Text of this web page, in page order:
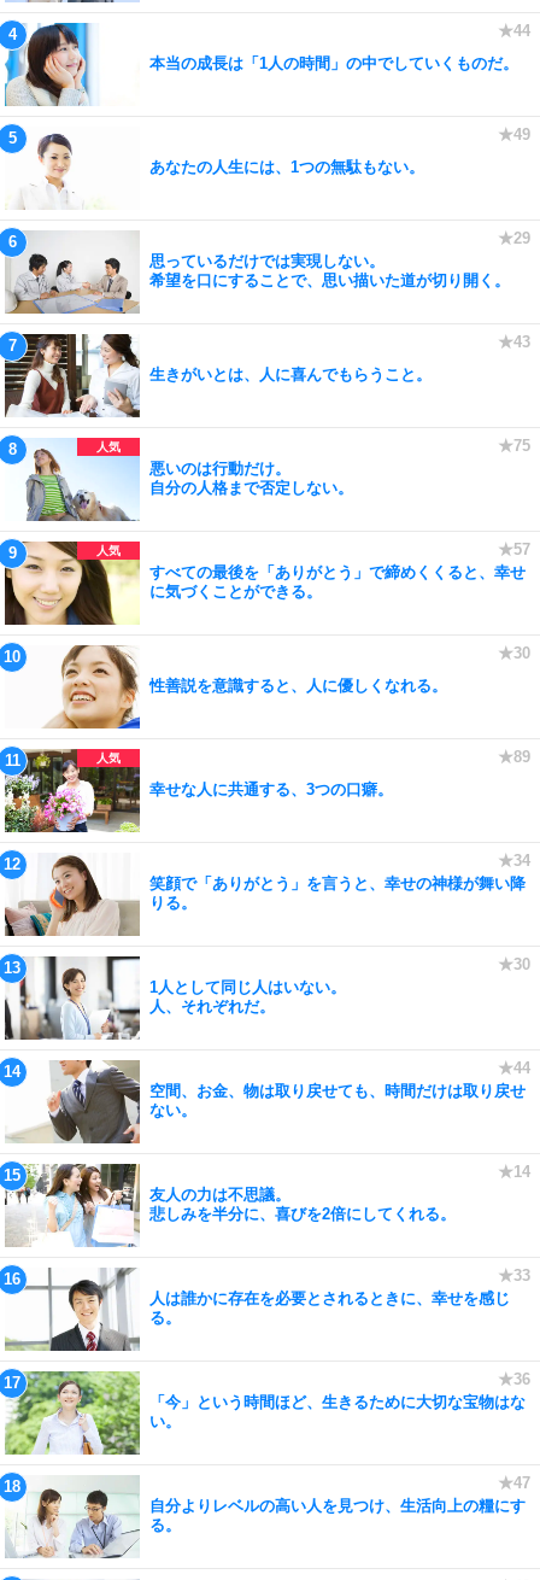
本当の成長は「1人の時間」の中でしていくものだ。
あなたの人生には、1つの無駄もない。
思っているだけでは実現しない。
希望を口にすることで、思い描いた道が切り開く。
生きがいとは、人に喜んでもらうこと。
悪いのは行動だけ。
自分の人格まで否定しない。
すべての最後を「ありがとう」で締めくくると、幸せ
に気づくことができる。
性善説を意識すると、人に優しくなれる。
幸せな人に共通する、3つの口癖。
笑顔で「ありがとう」を言うと、幸せの神様が舞い降
りる。
1人として同じ人はいない。
人、それぞれだ。
空間、お金、物は取り戻せても、時間だけは取り戻せ
ない。
友人の力は不思議。
悲しみを半分に、喜びを2倍にしてくれる。
人は誰かに存在を必要とされるときに、幸せを感じ
る。
「今」という時間ほど、生きるために大切な宝物はな
い。
自分よりレベルの高い人を見つけ、生活向上の糧にす
る。